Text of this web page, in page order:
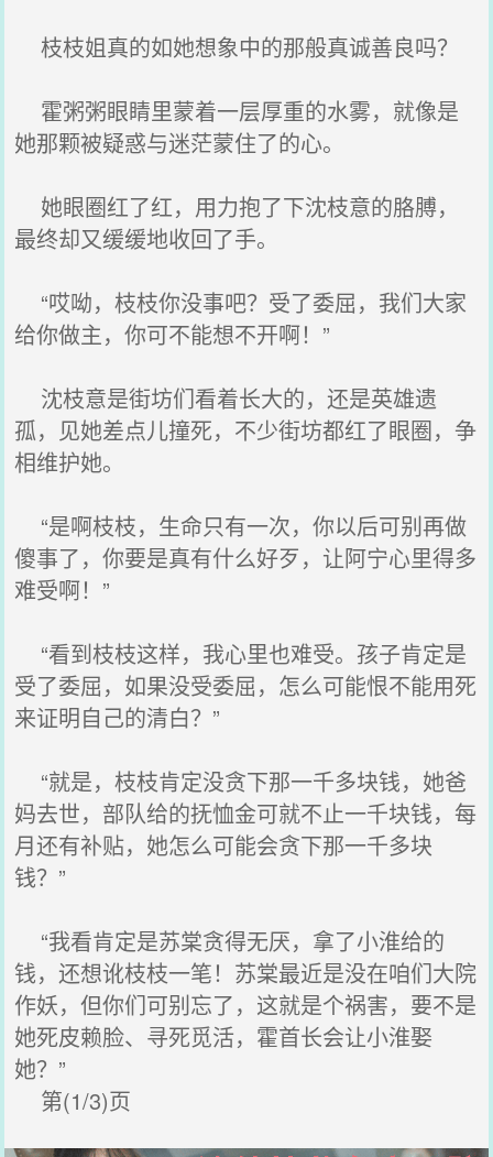
枝枝姐真的如她想象中的那般真诚善良吗？
霍粥粥眼睛里蒙着一层厚重的水雾，就像是
她那颗被疑惑与迷茫蒙住了的心。
她眼圈红了红，用力抱了下沈枝意的胳膊，
最终却又缓缓地收回了手。
“哎呦，枝枝你没事吧？受了委屈，我们大家
给你做主，你可不能想不开啊！”
沈枝意是街坊们看着长大的，还是英雄遗
孤，见她差点儿撞死，不少街坊都红了眼圈，争
相维护她。
“是啊枝枝，生命只有一次，你以后可别再做
傻事了，你要是真有什么好歹，让阿宁心里得多
难受啊！”
“看到枝枝这样，我心里也难受。孩子肯定是
受了委屈，如果没受委屈，怎么可能恨不能用死
来证明自己的清白？”
“就是，枝枝肯定没贪下那一千多块钱，她爸
妈去世，部队给的抚恤金可就不止一千块钱，每
月还有补贴，她怎么可能会贪下那一千多块
钱？”
“我看肯定是苏棠贪得无厌，拿了小淮给的
钱，还想讹枝枝一笔！苏棠最近是没在咱们大院
作妖，但你们可别忘了，这就是个祸害，要不是
她死皮赖脸、寻死觅活，霍首长会让小淮娶
她？”
第(1/3)页